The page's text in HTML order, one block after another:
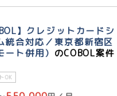
】クレジットカードシ
統合対応／東京都新宿区
ート併用） のCOBOL案件
OK